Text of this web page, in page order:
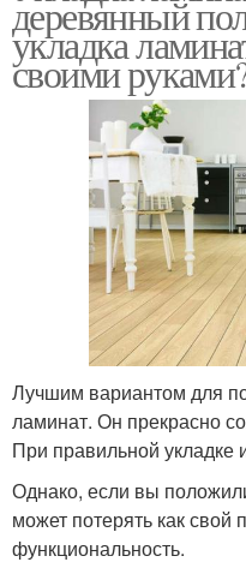
деревянный
укладка
своими
Лучшим вариантом для
ламинат. Он прекрасно
При правильной укладке
Однако, если вы
может потерять как свой
функциональность.